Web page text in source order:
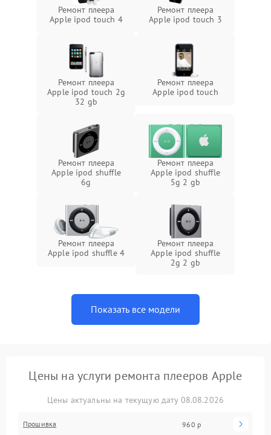
Ремонт плеера
Apple ipod touch 4
Ремонт плеера
Apple ipod touch 3
Ремонт плеера
Apple ipod touch 2g
32 gb
Ремонт плеера
Apple ipod touch
Ремонт плеера
Apple ipod shuffle
6g
Ремонт плеера
Apple ipod shuffle
5g 2 gb
Ремонт плеера
Apple ipod shuffle 4
Ремонт плеера
Apple ipod shuffle
2g 2 gb
Показать все модели
Цены на услуги ремонта плееров Apple
Цены актуальны на текущую дату 08.08.2026
Прошивка 960 р